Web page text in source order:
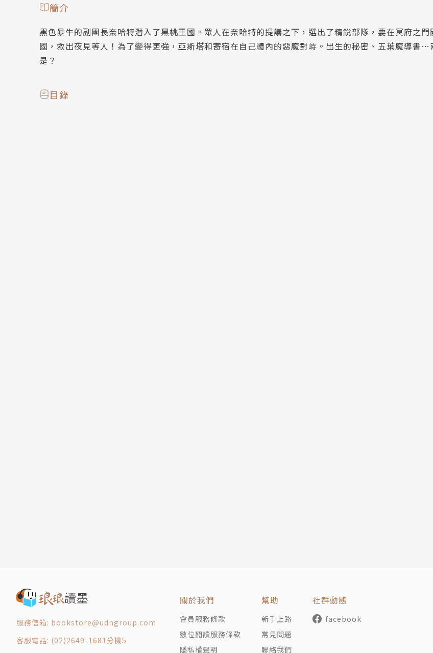
簡介
黑色暴牛的副團長奈哈特潛入了黑桃王國。眾人在奈哈特的提議之下，選出了精銳部隊，要在冥府之門
國，救出夜見等人！為了變得更強，亞斯塔和寄宿在自己體內的惡魔對峙。出生的秘密、五葉魔導書…
是？
目錄
服務信箱: bookstore@udngroup.com
客服電話: (02)2649-1681分機5
關於我們
會員服務條款
數位閱讀服務條款
隱私權聲明
幫助
新手上路
常見問題
聯絡我們
社群動態
facebook